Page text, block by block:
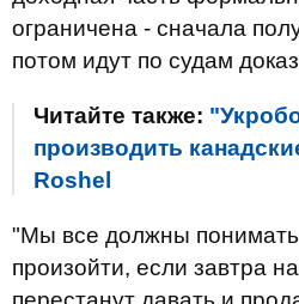
ограничена - сначала
потом идут по судам
Читайте также:
производить
Roshel
"Мы все должны
произойти, если завтра